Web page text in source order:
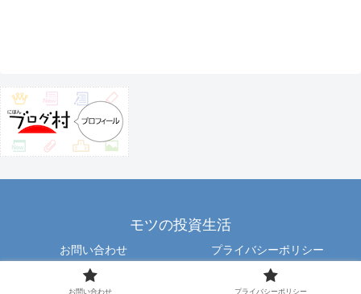
モツの投資生活
お問い合わせ プライバシーポリシー
Copyright © 2012 motu All Rights Reserved.
お問い合わせ プライバシーポリシー